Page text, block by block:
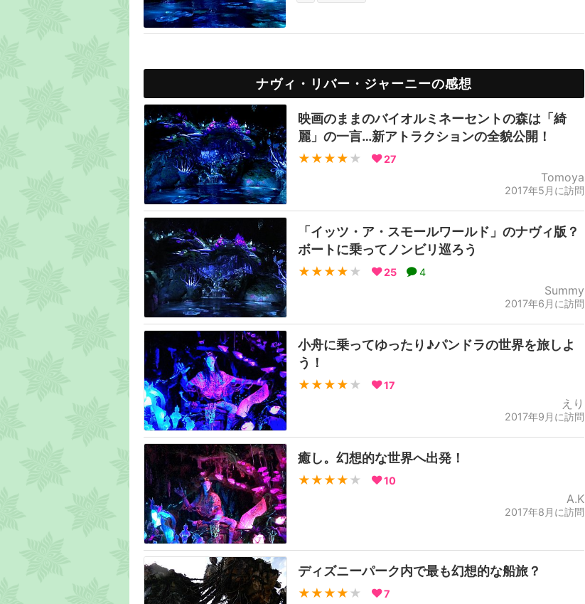
ナヴィ・リバー・ジャーニーの感想
映画のままのバイオルミネーセントの森は「綺
麗」の一言…新アトラクションの全貌公開！
★★★★ ★ 27
Tomoya
2017年5月に訪問
「イッツ・ア・スモールワールド」のナヴィ版？
ボートに乗ってノンビリ巡ろう
★★★★ ★ 25 4
Summy
2017年6月に訪問
小舟に乗ってゆったり♪パンドラの世界を旅しよ
う！
★★★★ ★ 17
えり
2017年9月に訪問
癒し。幻想的な世界へ出発！
★★★★ ★ 10
A.K
2017年8月に訪問
ディズニーパーク内で最も幻想的な船旅？
★★★★ ★ 7